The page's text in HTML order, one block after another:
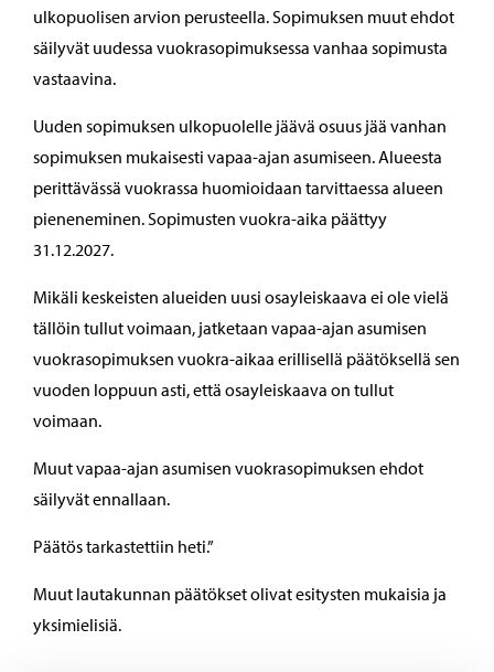
ulkopuolisen arvion perusteella. Sopimuksen muut ehdot
säilyvät uudessa vuokrasopimuksessa vanhaa sopimusta
vastaavina.
Uuden sopimuksen ulkopuolelle jäävä osuus jää vanhan
sopimuksen mukaisesti vapaa-ajan asumiseen. Alueesta
perittävässä vuokrassa huomioidaan tarvittaessa alueen
pieneneminen. Sopimusten vuokra-aika päättyy
31.12.2027.
Mikäli keskeisten alueiden uusi osayleiskaava ei ole vielä
tällöin tullut voimaan, jatketaan vapaa-ajan asumisen
vuokrasopimuksen vuokra-aikaa erillisellä päätöksellä sen
vuoden loppuun asti, että osayleiskaava on tullut
voimaan.
Muut vapaa-ajan asumisen vuokrasopimuksen ehdot
säilyvät ennallaan.
Päätös tarkastettiin heti.”
Muut lautakunnan päätökset olivat esitysten mukaisia ja
yksimielisiä.